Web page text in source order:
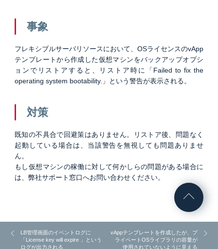
事象
フレキシブルサーバリソースにおいて、OSライセンスのvApp
テンプレートから作成した仮想マシンをバックアップオプシ
ョンでリストアすると、リストア時に「Failed to fix the
operating system bootability.」という警告が表示される。
対策
既知の不具合で回避策はありません。リストア後、問題なく
起動している場合は、当該警告を無視しても問題ありませ
ん。
もし仮想マシンの稼働に対して何かしらの問題がある場合に
は、弊社サポート窓口へお問い合わせください。
LB管理画面のイベントログに
「License key will expire 」という
ログが出力される
vAppテンプレートを作成したが、プ
ライベートOSライブラリの容量が
使用されていないように見える